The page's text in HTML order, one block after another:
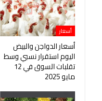
أسعار
أسعار الدواجن والبيض
اليوم استقرار نسبي وسط
تقلبات السوق في 12
مايو 2025